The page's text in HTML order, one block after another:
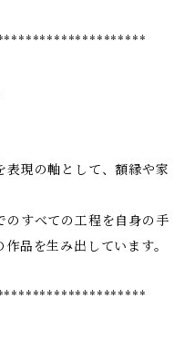
表現の軸として、額縁や家
のすべての工程を自身の手
品を生み出しています。